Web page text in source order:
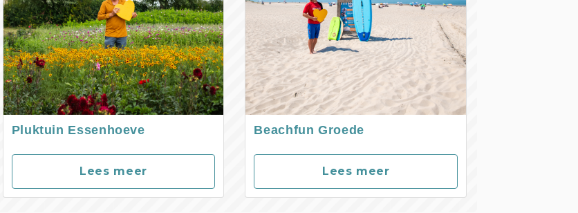
Pluktuin Essenhoeve
Lees meer
Beachfun Groede
Lees meer